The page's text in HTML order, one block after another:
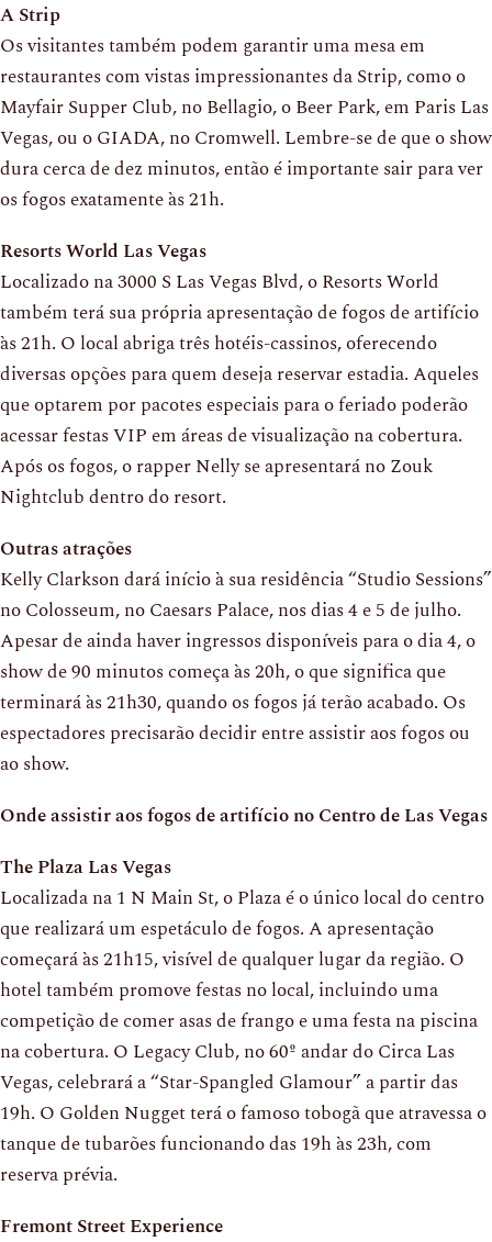
A Strip
Os visitantes também podem garantir uma mesa em
restaurantes com vistas impressionantes da Strip, como o
Mayfair Supper Club, no Bellagio, o Beer Park, em Paris Las
Vegas, ou o GIADA, no Cromwell. Lembre-se de que o show
dura cerca de dez minutos, então é importante sair para ver
os fogos exatamente às 21h.
Resorts World Las Vegas
Localizado na 3000 S Las Vegas Blvd, o Resorts World
também terá sua própria apresentação de fogos de artifício
às 21h. O local abriga três hotéis-cassinos, oferecendo
diversas opções para quem deseja reservar estadia. Aqueles
que optarem por pacotes especiais para o feriado poderão
acessar festas VIP em áreas de visualização na cobertura.
Após os fogos, o rapper Nelly se apresentará no Zouk
Nightclub dentro do resort.
Outras atrações
Kelly Clarkson dará início à sua residência “Studio Sessions”
no Colosseum, no Caesars Palace, nos dias 4 e 5 de julho.
Apesar de ainda haver ingressos disponíveis para o dia 4, o
show de 90 minutos começa às 20h, o que significa que
terminará às 21h30, quando os fogos já terão acabado. Os
espectadores precisarão decidir entre assistir aos fogos ou
ao show.
Onde assistir aos fogos de artifício no Centro de Las Vegas
The Plaza Las Vegas
Localizada na 1 N Main St, o Plaza é o único local do centro
que realizará um espetáculo de fogos. A apresentação
começará às 21h15, visível de qualquer lugar da região. O
hotel também promove festas no local, incluindo uma
competição de comer asas de frango e uma festa na piscina
na cobertura. O Legacy Club, no 60º andar do Circa Las
Vegas, celebrará a “Star-Spangled Glamour” a partir das
19h. O Golden Nugget terá o famoso tobogã que atravessa o
tanque de tubarões funcionando das 19h às 23h, com
reserva prévia.
Fremont Street Experience